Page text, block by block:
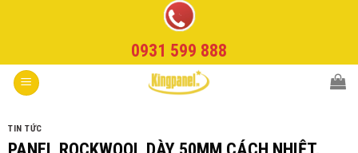
0931 599 888
TIN TỨC
PANEL ROCKWOOL DÀY 50MM CÁCH NHIỆT,